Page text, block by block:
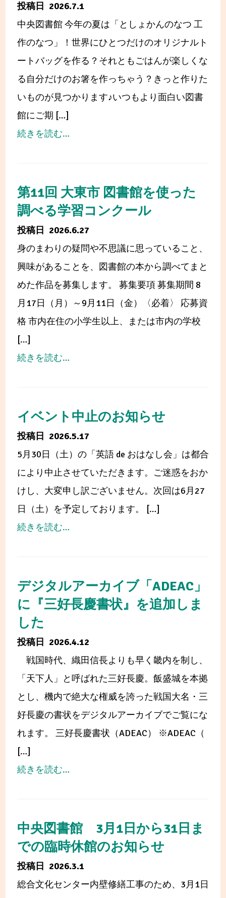
講
演
会
＆
サ
東
市
市
制
施
行
周
記
業
2026.7.1
中央図書館 今年の夏は「としょかんのなつ 工
作のなつ」！世界にひとつだけのオリジナルト
ートバッグを作る？それともごはんが楽しくな
る自分だけのお箸を作っちゃう？きっと作りた
いものが見つかります♪いつもより面白い図書
館にご期 […]
続きを読む…from
み
は
書
館
へ！
し
を
開
催
し
ま
す
第11回 大東市 図書館を使った
調べる学習コンクール
2026.6.27
身のまわりの疑問や不思議に思っていること、
興味があることを、図書館の本から調べてまと
めた作品を募集します。 募集要項 募集期間 8
月17日（月）～9月11日（金）〈必着〉 応募資
格 市内在住の小学生以上、または市内の学校
[…]
続きを読む…from
回
東
市
図
書
た
調
る
学
習
コ
ン
ク
ル
イベント中止のお知らせ
2026.5.17
5月30日（土）の「英語 de おはなし会」は都合
により中止させていただきます。ご迷惑をおか
けし、大変申し訳ございません。次回は6月27
日（土）を予定しております。 […]
続きを読む…from
ン
ト
の
お
知
ら
せ
デジタルアーカイブ「ADEAC」
に『三好長慶書状』を追加しま
した
2026.4.12
戦国時代、織田信長よりも早く畿内を制し、
「天下人」と呼ばれた三好長慶。飯盛城を本拠
とし、機内で絶大な権威を誇った戦国大名・三
好長慶の書状をデジタルアーカイブでご覧にな
れます。 三好長慶書状（ADEAC） ※ADEAC（
[…]
続きを読む…from
タ
ル
ー
中央図書館 3月1日から31日ま
での臨時休館のお知らせ
2026.3.1
総合文化センター内壁修繕工事のため、3月1日